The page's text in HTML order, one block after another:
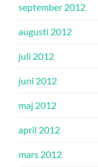
september 2012
augusti 2012
juli 2012
juni 2012
maj 2012
april 2012
mars 2012